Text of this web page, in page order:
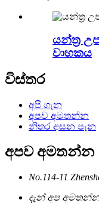
යන්ත්‍ර
වාහකය
විස්තර
අපි ගැන
අපව අමතන්න
නිතර අසන පැන
අපව අමතන්න
No.114-11
දැන් අප